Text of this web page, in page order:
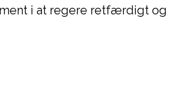
i at regere retfærdigt og